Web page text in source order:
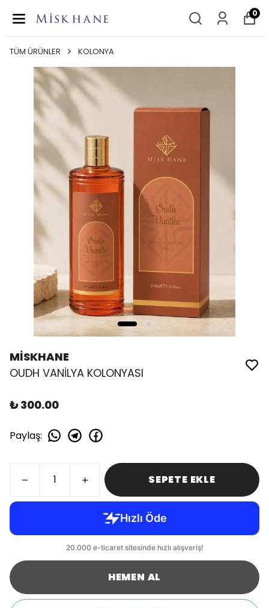
0
TÜM ÜRÜNLER KOLONYA
MİSKHANE
OUDH VANİLYA KOLONYASI
₺ 300.00
Paylaş:
SEPETE EKLE
HEMEN AL